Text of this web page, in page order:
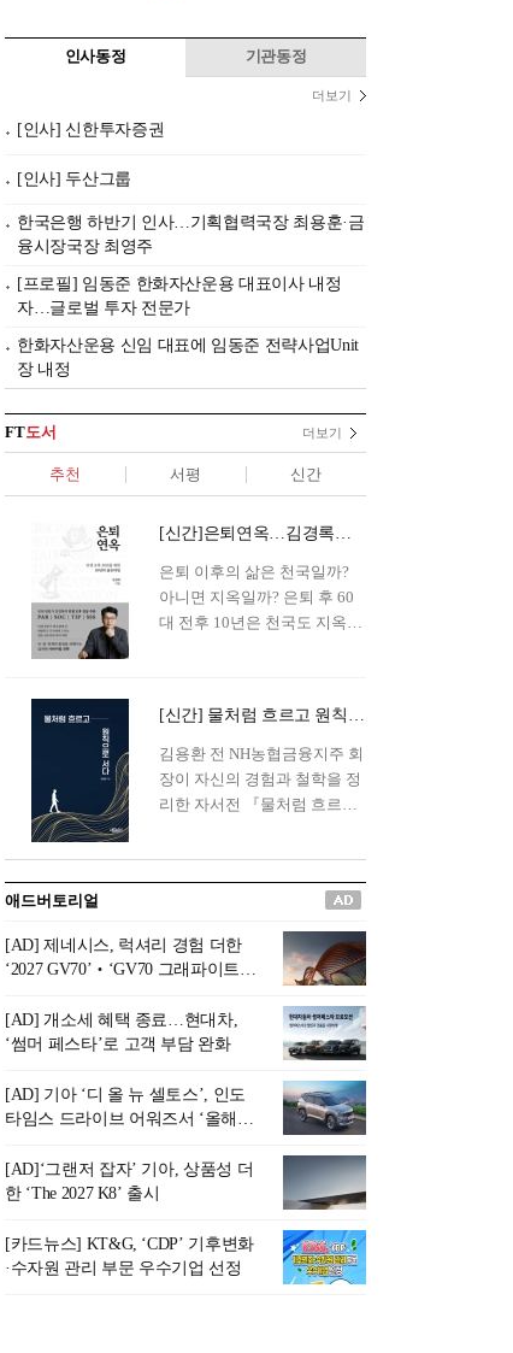
인사동정 기관동정
더보기
[인사] 신한투자증권
[인사] 두산그룹
한국은행 하반기 인사…기획협력국장 최용훈·금
융시장국장 최영주
[프로필] 임동준 한화자산운용 대표이사 내정
자…글로벌 투자 전문가
한화자산운용 신임 대표에 임동준 전략사업Unit
장 내정
FT도서 더보기
추천 서평 신간
[신간]은퇴연옥…김경록의 은퇴 후 삶의 나침반
은퇴 이후의 삶은 천국일까?
아니면 지옥일까? 은퇴 후 60
대 전후 10년은 천국도 지옥도
은퇴 설계를 가이드해 온 김경
록 옵투스자산운용의 고문이
신간 『은퇴연옥』을 내놓았
다.단테는 지옥을 '모든 희망을
록 고문은 새로운 시각을 제시
0년의 과도기는 지옥이 아니라
정화와 성장의 공간인 ‘은퇴연
옥(Purgatory)’이라는 것이다.
연옥은 고통스럽지만 끝이 있
으며, 준비를 통해 천국으로 나
아갈 수 있는 희망의 장소라고
말한
[신간] 물처럼 흐르고 원칙으로 서다…김용환의 통찰을 담다
김용환 전 NH농협금융지주 회
장이 자신의 경험과 철학을 정
리한 자서전 『물처럼 흐르고
통 관료 출신으로 한국 금융의
주요 변곡점마다 중요한 역할
을 하고 금융 경영인으로서 큰
족적을 남긴 김 전 회장이 후배
세대에게 전하는 삶의 조언을
담은 인생 노트다.『물처럼 흐
르고 원칙으로 서다』는 단순
한 자서전을 넘어, 실패를 두려
워하지 않는 용기와 자신에 대
한 믿음이 어떻게 삶을 풍요롭
게 만드는지를 보여주는 지혜
의 보고로 평가된다.김용환 전
회장은 “인생의 목표가 크더라
도 조급해하지 말고 작은 것부
터 하나 하나 성취해 나가
라”고 조언한다. 뼈아픈 실패
조차 성공의 뼈대가 된다는 긍
애드버토리얼
[AD] 제네시스, 럭셔리 경험 더한
‘2027 GV70’‧‘GV70 그래파이트’
[AD] 개소세 혜택 종료…현대차,
‘썸머 페스타’로 고객 부담 완화
[AD] 기아 ‘디 올 뉴 셀토스’, 인도
타임스 드라이브 어워즈서 ‘올해의
[AD]‘그랜저 잡자’ 기아, 상품성 더
한 ‘The 2027 K8’ 출시
[카드뉴스] KT&G, ‘CDP’ 기후변화
·수자원 관리 부문 우수기업 선정